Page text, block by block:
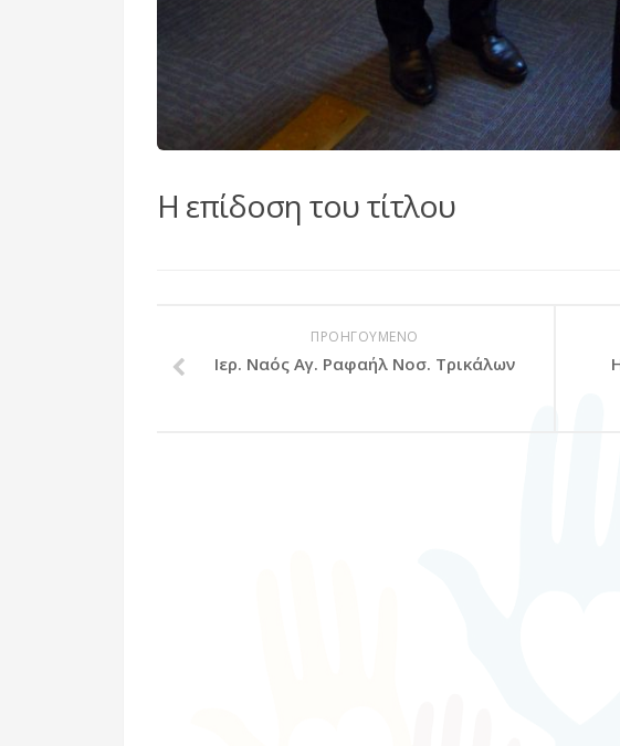
Η επίδοση του τίτλου
ΠΡΟΗΓΟΥΜΕΝΟ
Ιερ. Ναός Αγ. Ραφαήλ Νοσ. Τρικάλων